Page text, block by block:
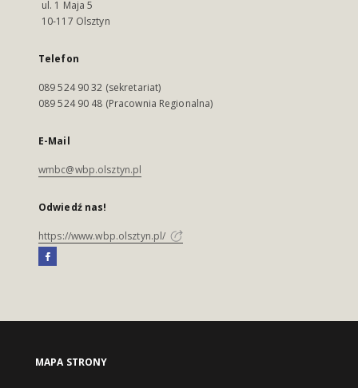
ul. 1 Maja 5
10-117 Olsztyn
Telefon
089 524 90 32 (sekretariat)
089 524 90 48 (Pracownia Regionalna)
E-Mail
wmbc@wbp.olsztyn.pl
Odwiedź nas!
https://www.wbp.olsztyn.pl/
MAPA STRONY